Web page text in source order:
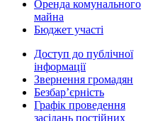
Оренда комунального
майна
Бюджет участі
Доступ до публічної
інформації
Звернення громадян
Безбар’єрність
Графік проведення
засідань постійних